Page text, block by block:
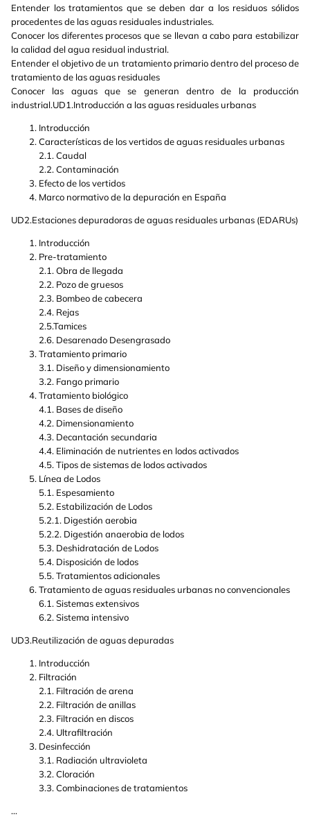
Entender los tratamientos que se deben dar a los residuos sólidos
procedentes de las aguas residuales industriales.
Conocer los diferentes procesos que se llevan a cabo para estabilizar
la calidad del agua residual industrial.
Entender el objetivo de un tratamiento primario dentro del proceso de
tratamiento de las aguas residuales
Conocer las aguas que se generan dentro de la producción
industrial.UD1.Introducción a las aguas residuales urbanas
Introducción
Características de los vertidos de aguas residuales urbanas
2.1. Caudal
2.2. Contaminación
Efecto de los vertidos
Marco normativo de la depuración en España
UD2.Estaciones depuradoras de aguas residuales urbanas (EDARUs)
Introducción
Pre-tratamiento
2.1. Obra de llegada
2.2. Pozo de gruesos
2.3. Bombeo de cabecera
2.4. Rejas
2.5.Tamices
2.6. Desarenado Desengrasado
Tratamiento primario
3.1. Diseño y dimensionamiento
3.2. Fango primario
Tratamiento biológico
4.1. Bases de diseño
4.2. Dimensionamiento
4.3. Decantación secundaria
4.4. Eliminación de nutrientes en lodos activados
4.5. Tipos de sistemas de lodos activados
Línea de Lodos
5.1. Espesamiento
5.2. Estabilización de Lodos
5.2.1. Digestión aerobia
5.2.2. Digestión anaerobia de lodos
5.3. Deshidratación de Lodos
5.4. Disposición de lodos
5.5. Tratamientos adicionales
Tratamiento de aguas residuales urbanas no convencionales
6.1. Sistemas extensivos
6.2. Sistema intensivo
UD3.Reutilización de aguas depuradas
Introducción
Filtración
2.1. Filtración de arena
2.2. Filtración de anillas
2.3. Filtración en discos
2.4. Ultrafiltración
Desinfección
3.1. Radiación ultravioleta
3.2. Cloración
3.3. Combinaciones de tratamientos
...